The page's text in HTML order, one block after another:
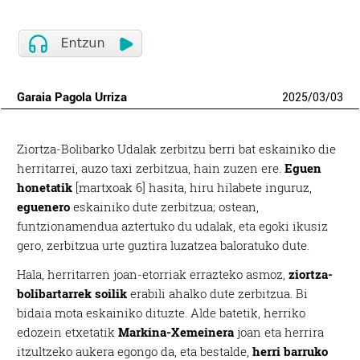
Garaia Pagola Urriza 2025/03/03
Ziortza-Bolibarko Udalak zerbitzu berri bat eskainiko die
herritarrei, auzo taxi zerbitzua, hain zuzen ere.Eguen
honetatik [martxoak 6] hasita, hiru hilabete inguruz,
eguenero eskainiko dute zerbitzua; ostean,
funtzionamendua aztertuko du udalak, eta egoki ikusiz
gero, zerbitzua urte guztira luzatzea baloratuko dute.
Hala, herritarren joan-etorriak errazteko asmoz,ziortza-
bolibartarrek soilik erabili ahalko dute zerbitzua. Bi
bidaia mota eskainiko dituzte. Alde batetik, herriko
edozein etxetatikMarkina-Xemeinera joan eta herrira
itzultzeko aukera egongo da, eta bestalde,herri barruko